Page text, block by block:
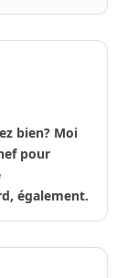
bien? Moi
pour
également.